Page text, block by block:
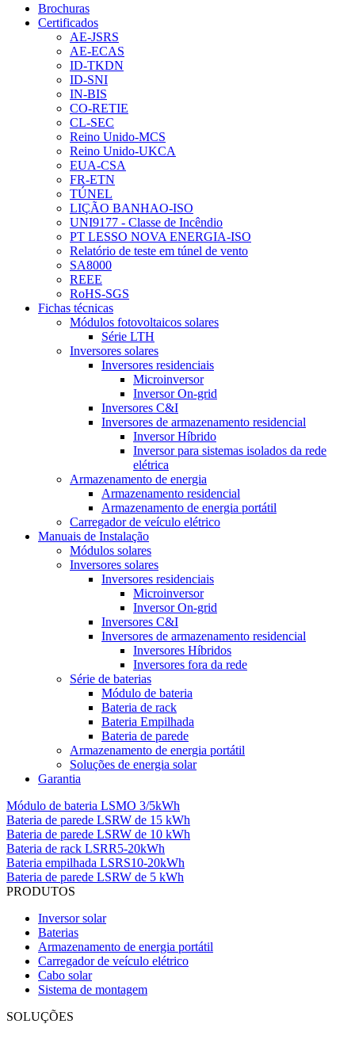
Brochuras
Certificados
AE-JSRS
AE-ECAS
ID-TKDN
ID-SNI
IN-BIS
CO-RETIE
CL-SEC
Reino Unido-MCS
Reino Unido-UKCA
EUA-CSA
FR-ETN
TÚNEL
LIÇÃO BANHAO-ISO
UNI9177 - Classe de Incêndio
PT LESSO NOVA ENERGIA-ISO
Relatório de teste em túnel de vento
SA8000
REEE
RoHS-SGS
Fichas técnicas
Módulos fotovoltaicos solares
Série LTH
Inversores solares
Inversores residenciais
Microinversor
Inversor On-grid
Inversores C&I
Inversores de armazenamento residencial
Inversor Híbrido
Inversor para sistemas isolados da rede
elétrica
Armazenamento de energia
Armazenamento residencial
Armazenamento de energia portátil
Carregador de veículo elétrico
Manuais de Instalação
Módulos solares
Inversores solares
Inversores residenciais
Microinversor
Inversor On-grid
Inversores C&I
Inversores de armazenamento residencial
Inversores Híbridos
Inversores fora da rede
Série de baterias
Módulo de bateria
Bateria de rack
Bateria Empilhada
Bateria de parede
Armazenamento de energia portátil
Soluções de energia solar
Garantia
Módulo de bateria LSMO 3/5kWh
Bateria de parede LSRW de 15 kWh
Bateria de parede LSRW de 10 kWh
Bateria de rack LSRR5-20kWh
Bateria empilhada LSRS10-20kWh
Bateria de parede LSRW de 5 kWh
PRODUTOS
Inversor solar
Baterias
Armazenamento de energia portátil
Carregador de veículo elétrico
Cabo solar
Sistema de montagem
SOLUÇÕES